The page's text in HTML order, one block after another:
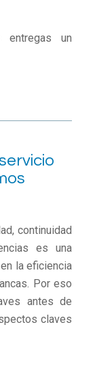
entregas un
continuidad
es una
la eficiencia
Por eso
antes de
claves